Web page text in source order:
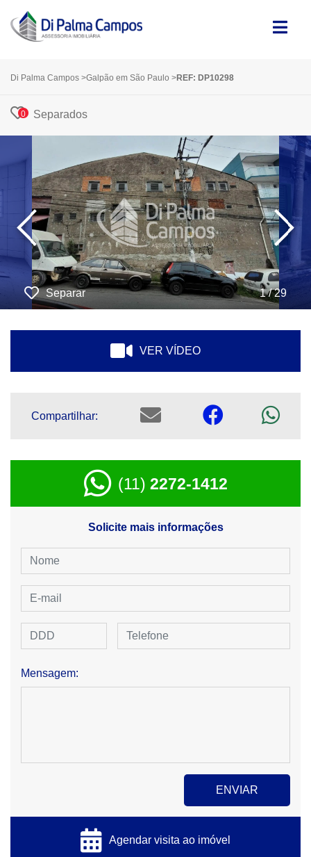
Di Palma Campos >Galpão em São Paulo >REF: DP10298
0 Separados
‹ ›
Separar 1 / 29
VER VÍDEO
Compartilhar:
(11) 2272-1412
Solicite mais informações
Mensagem:
Agendar visita ao imóvel